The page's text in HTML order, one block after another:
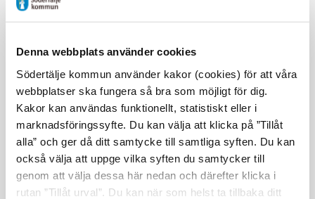
Denna webbplats använder cookies
Södertälje kommun använder kakor (cookies) för att våra
webbplatser ska fungera så bra som möjligt för dig.
Kakor kan användas funktionellt, statistiskt eller i
marknadsföringssyfte. Du kan välja att klicka på ”Tillåt
alla” och ger då ditt samtycke till samtliga syften. Du kan
också välja att uppge vilka syften du samtycker till
genom att välja dessa här nedan och därefter klicka i
rutan ”Tillåt urval”. Du kan när som helst ta tillbaka ditt
Trots att arbetet med den nya gång- och cykelvägen är
avspärrning mot slänten mellan landsvägen och gång- och
cykelvägen under en tid framöver.
Anledningen är att Trafikverket planerar att genomföra
vattenskyddsåtgärder i området, med beräknad byggstart
våren 2026. Den slutliga utformningen av slänten och
området intill kommer därför att bli klar först när
Trafikverket genomfört sina arbeten.
Av säkerhetsskäl och för att den nuvarande lösningen